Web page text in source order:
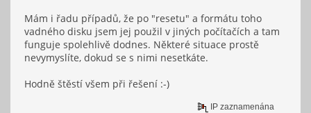
Mám i řadu případů, že po "resetu" a formátu toho
vadného disku jsem jej použil v jiných počítačích a tam
funguje spolehlivě dodnes. Některé situace prostě
nevymyslíte, dokud se s nimi nesetkáte.
Hodně štěstí všem při řešení :-)
IP zaznamenána